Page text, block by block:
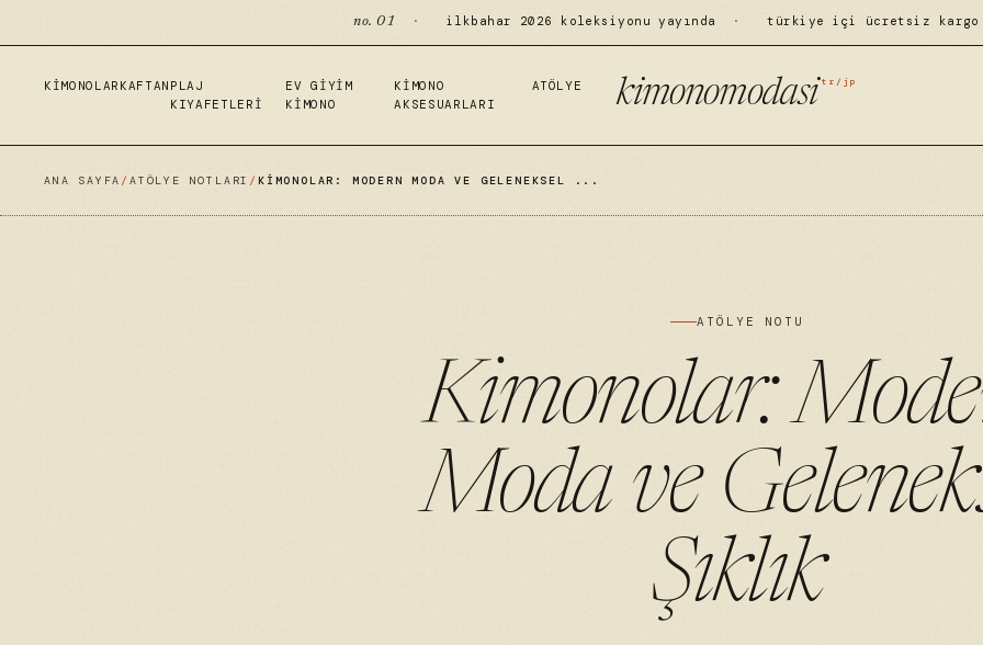
no. 01 · ilkbahar 2026 koleksiyonu yayında · türkiye içi ücretsiz kargo
KIMONOLAR KAFTAN PLAJ
KIYAFETLERI
EV GIYIM
KIMONO
KIMONO
AKSESUARLARI
ATÖLYE kimonomodasi tr/jp
ANA SAYFA /ATÖLYE NOTLARI /KIMONOLAR: MODERN MODA VE GELENEKSEL ...
ATÖLYE NOTU
Kimonolar:
Moda ve
Şıklık